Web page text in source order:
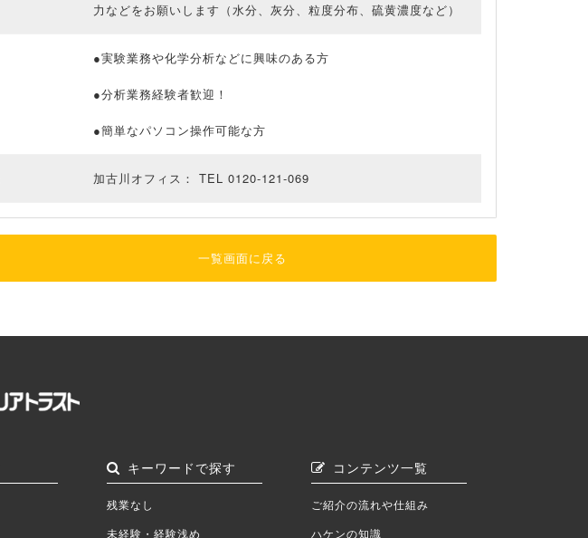
力などをお願いします（水分、灰分、粒度分布、硫黄濃度など）
●実験業務や化学分析などに興味のある方
●分析業務経験者歓迎！
●簡単なパソコン操作可能な方
加古川オフィス： TEL 0120-121-069
一覧画面に戻る
キーワードで探す
残業なし
未経験・経験浅め
コンテンツ一覧
ご紹介の流れや仕組み
ハケンの知識